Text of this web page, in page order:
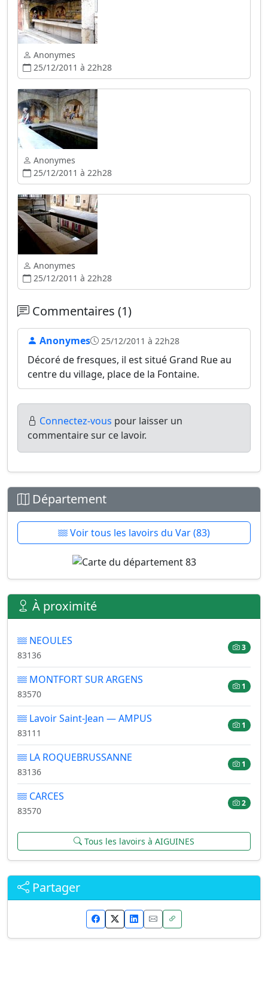
Anonymes
25/12/2011 à 22h28
Anonymes
25/12/2011 à 22h28
Anonymes
25/12/2011 à 22h28
Commentaires (1)
Anonymes 25/12/2011 à 22h28
Décoré de fresques, il est situé Grand Rue au
centre du village, place de la Fontaine.
Connectez-vous pour laisser un
commentaire sur ce lavoir.
Département
Voir tous les lavoirs du Var (83)
À proximité
NEOULES
83136
3
MONTFORT SUR ARGENS
83570
1
Lavoir Saint-Jean — AMPUS
83111
1
LA ROQUEBRUSSANNE
83136
1
CARCES
83570
2
Tous les lavoirs à AIGUINES
Partager